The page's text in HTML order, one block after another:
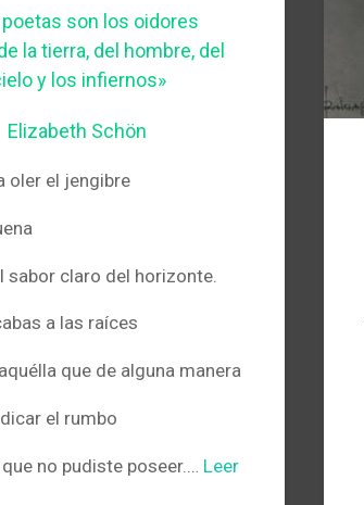
poetas son los oidores
la tierra, del hombre, del
y los infiernos»
Elizabeth Schön
oler el jengibre
sabor claro del horizonte.
a las raíces
que de alguna manera
el rumbo
no pudiste poseer.… Leer